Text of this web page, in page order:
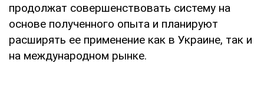
продолжат совершенствовать систему на
основе полученного опыта и планируют
расширять ее применение как в Украине, так и
на международном рынке.